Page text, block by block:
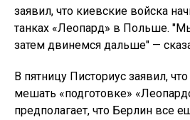
заявил, что киевские войска
танках «Леопард» в Польше.
затем двинемся дальше" —
В пятницу Писториус заявил,
мешать «подготовке»
предполагает, что Берлин все